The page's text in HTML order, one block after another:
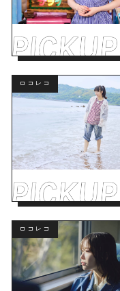
ロコレコ
ロコレコ